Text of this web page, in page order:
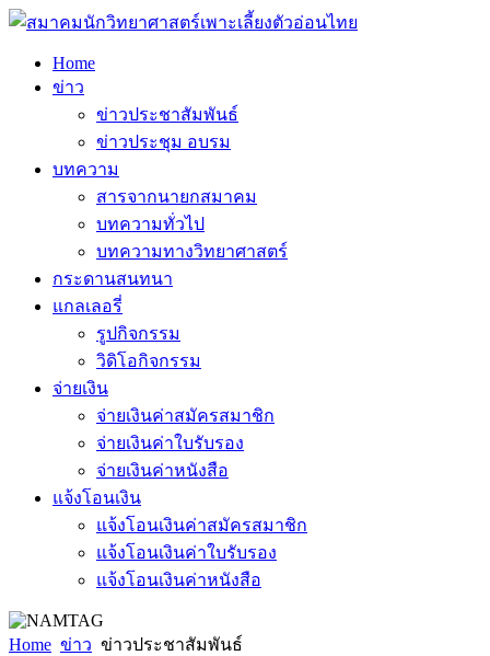
Home
ข่าว
ข่าวประชาสัมพันธ์
ข่าวประชุม อบรม
บทความ
สารจากนายกสมาคม
บทความทั่วไป
บทความทางวิทยาศาสตร์
กระดานสนทนา
แกลเลอรี่
รูปกิจกรรม
วิดิโอกิจกรรม
จ่ายเงิน
จ่ายเงินค่าสมัครสมาชิก
จ่ายเงินค่าใบรับรอง
จ่ายเงินค่าหนังสือ
แจ้งโอนเงิน
แจ้งโอนเงินค่าสมัครสมาชิก
แจ้งโอนเงินค่าใบรับรอง
แจ้งโอนเงินค่าหนังสือ
Home ข่าว ข่าวประชาสัมพันธ์